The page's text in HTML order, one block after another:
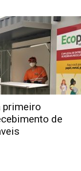
primeiro
de